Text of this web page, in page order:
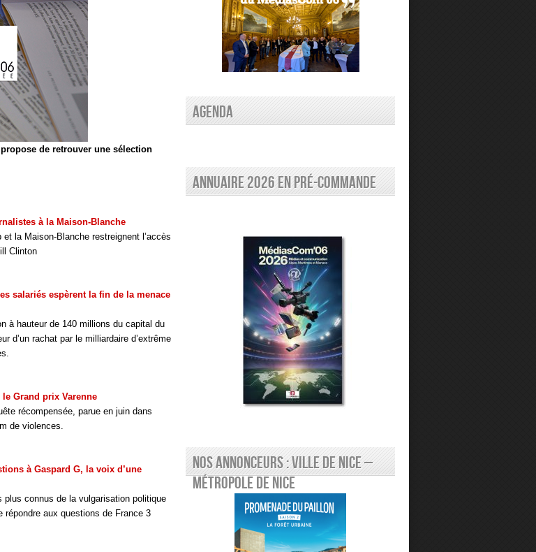
de retrouver une sélection
à la Maison-Blanche
la Maison-Blanche restreignent l’accès
Clinton
salariés espèrent la fin de la menace
à hauteur de 140 millions du capital du
d’un rachat par le milliardaire d’extrême
Grand prix Varenne
récompensée, parue en juin dans
de violences.
à Gaspard G, la voix d’une
plus connus de la vulgarisation politique
répondre aux questions de France 3
AGENDA
Annuaire 2026 en pré-commande
Nos annonceurs : Ville de Nice –
Métropole de Nice